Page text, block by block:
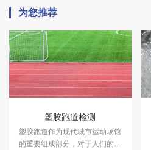
为您推荐
塑胶跑道检测
塑胶跑道作为现代城市运动场馆
的重要组成部分，对于人们的健